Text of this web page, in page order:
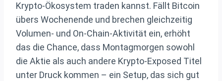
Krypto‑Ökosystem traden kannst. Fällt Bitcoin
übers Wochenende und brechen gleichzeitig
Volumen‑ und On‑Chain‑Aktivität ein, erhöht
das die Chance, dass Montagmorgen sowohl
die Aktie als auch andere Krypto‑Exposed Titel
unter Druck kommen – ein Setup, das sich gut